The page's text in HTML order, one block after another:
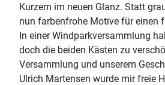
Kurzem im neuen Glanz. Statt
nun farbenfrohe Motive für einen
In einer Windparkversammlung
doch die beiden Kästen zu
Versammlung und unserem
Ulrich Martensen wurde mir freie